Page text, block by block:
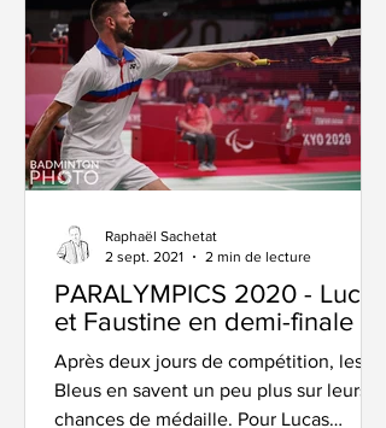
PARALYMPICS 2020 - Lucas
et Faustine en demi-finale !
Après deux jours de compétition, les
Bleus en savent un peu plus sur leurs
chances de médaille. Pour Lucas
Raphaël Sachetat
2 sept. 2021
2 min de lecture